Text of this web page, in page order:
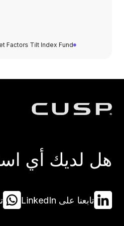
Factors Tilt Index Fund
هل لديك أي
تابعنا على LinkedIn